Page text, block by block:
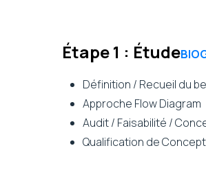
Étape 1 : Étude
Définition / Recueil du
Approche Flow Diagram
Audit / Faisabilité /
Qualification de